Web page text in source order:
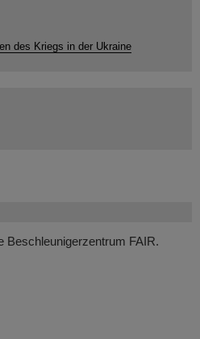
Beschleunigerzentrum FAIR.
des Kriegs in der Ukraine